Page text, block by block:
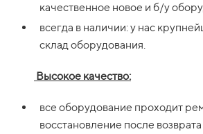
качественное новое и б/у
всегда в наличии: у нас
склад оборудования.
Высокое качество:
все оборудование проходит
восстановление после